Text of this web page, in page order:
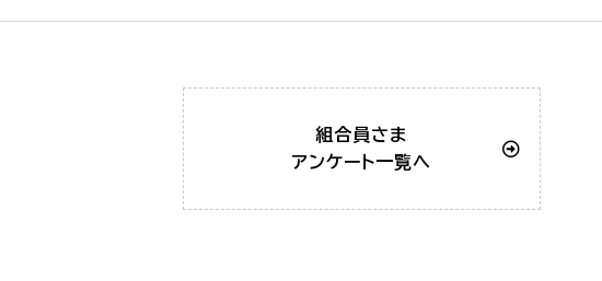
組合員さま
アンケート一覧へ